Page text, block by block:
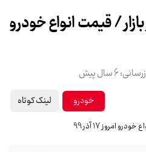
/ قیمت انواع خودرو
6 سال پیش
خودرو لینک کوتاه